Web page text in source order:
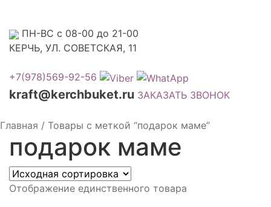
ПН-ВС с 08-00 до 21-00
КЕРЧЬ, УЛ. СОВЕТСКАЯ, 11
+7(978)569-92-56
kraft@kerchbuket.ru ЗАКАЗАТЬ ЗВОНОК
Главная / Товары с меткой “подарок маме”
подарок маме
Отображение единственного товара